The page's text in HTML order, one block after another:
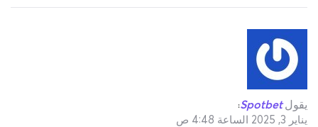
يقول Spotbet
:
يناير 3, 2025 الساعة 4:48 ص